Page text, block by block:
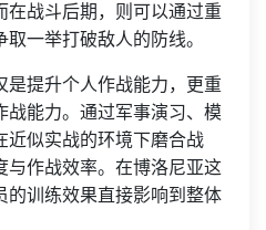
在战斗后期，则可以通过重
一举打破敌人的防线。
是提升个人作战能力，更重
战能力。通过军事演习、模
近似实战的环境下磨合战
与作战效率。在博洛尼亚这
的训练效果直接影响到整体